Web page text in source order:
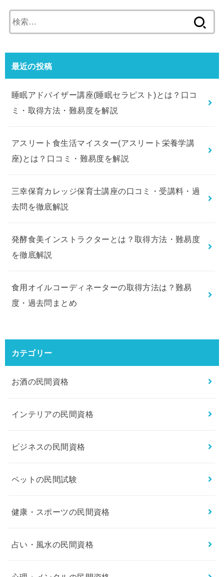
索:
最近の投稿
睡眠アドバイザー講座(睡眠セラピスト)とは？口コ
ミ・取得方法・難易度を解説
アスリート食生活マイスター(アスリート栄養学講
座)とは？口コミ・難易度を解説
三幸保育カレッジ保育士講座の口コミ・受講料・過
去問を徹底解説
発酵食美インストラクターとは？取得方法・難易度
を徹底解説
食用オイルコーディネーターの取得方法は？難易
度・過去問まとめ
カテゴリー
お酒の民間資格
インテリアの民間資格
ビジネスの民間資格
ペットの民間試験
健康・スポーツの民間資格
占い・風水の民間資格